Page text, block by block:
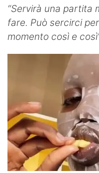
“Servirà una partita
fare. Può sercirci
momento così e